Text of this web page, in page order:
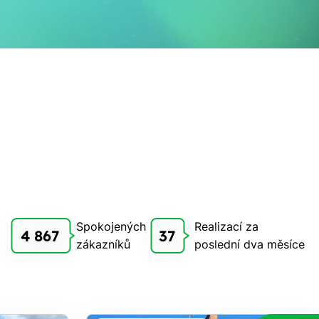
4 867
Spokojených
zákazníků
37
Realizací za
poslední dva měsíce